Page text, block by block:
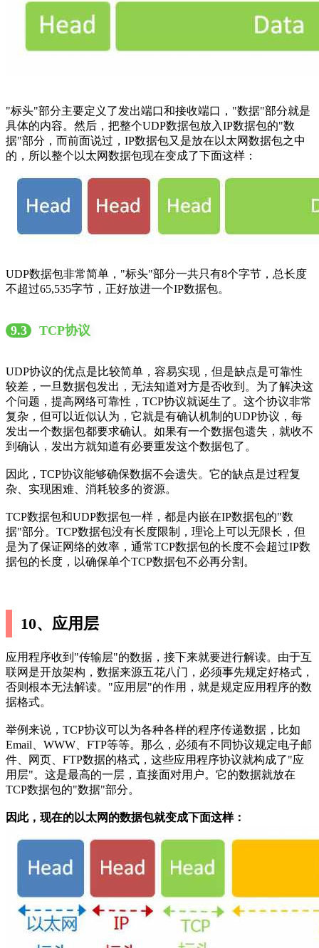
"标头"部分主要定义了发出端口和接收端口，"数据"部分就是
具体的内容。然后，把整个UDP数据包放入IP数据包的"数
据"部分，而前面说过，IP数据包又是放在以太网数据包之中
的，所以整个以太网数据包现在变成了下面这样：
UDP数据包非常简单，"标头"部分一共只有8个字节，总长度
不超过65,535字节，正好放进一个IP数据包。
9.3 TCP协议
UDP协议的优点是比较简单，容易实现，但是缺点是可靠性
较差，一旦数据包发出，无法知道对方是否收到。为了解决这
个问题，提高网络可靠性，TCP协议就诞生了。这个协议非常
复杂，但可以近似认为，它就是有确认机制的UDP协议，每
发出一个数据包都要求确认。如果有一个数据包遗失，就收不
到确认，发出方就知道有必要重发这个数据包了。
因此，TCP协议能够确保数据不会遗失。它的缺点是过程复
杂、实现困难、消耗较多的资源。
TCP数据包和UDP数据包一样，都是内嵌在IP数据包的"数
据"部分。TCP数据包没有长度限制，理论上可以无限长，但
是为了保证网络的效率，通常TCP数据包的长度不会超过IP数
据包的长度，以确保单个TCP数据包不必再分割。
10、应用层
应用程序收到"传输层"的数据，接下来就要进行解读。由于互
联网是开放架构，数据来源五花八门，必须事先规定好格式，
否则根本无法解读。"应用层"的作用，就是规定应用程序的数
据格式。
举例来说，TCP协议可以为各种各样的程序传递数据，比如
Email、WWW、FTP等等。那么，必须有不同协议规定电子邮
件、网页、FTP数据的格式，这些应用程序协议就构成了"应
用层"。这是最高的一层，直接面对用户。它的数据就放在
TCP数据包的"数据"部分。
因此，现在的以太网的数据包就变成下面这样：